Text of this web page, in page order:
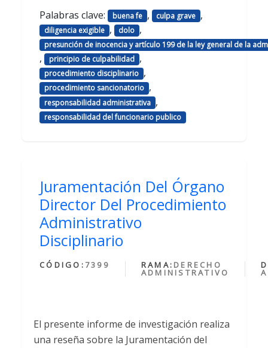
Palabras clave: buena fe , culpa grave ,
diligencia exigible , dolo ,
presunción de inocencia y artículo 199 de la ley general de la
, principio de culpabilidad ,
procedimiento disciplinario ,
procedimiento sancionatorio ,
responsabilidad administrativa ,
responsabilidad del funcionario publico
Juramentación Del Órgano
Director Del Procedimiento
Administrativo
Disciplinario
CÓDIGO: 7399 RAMA: DERECHO
ADMINISTRATIVO
El presente informe de investigación realiza
una reseña sobre la Juramentación del